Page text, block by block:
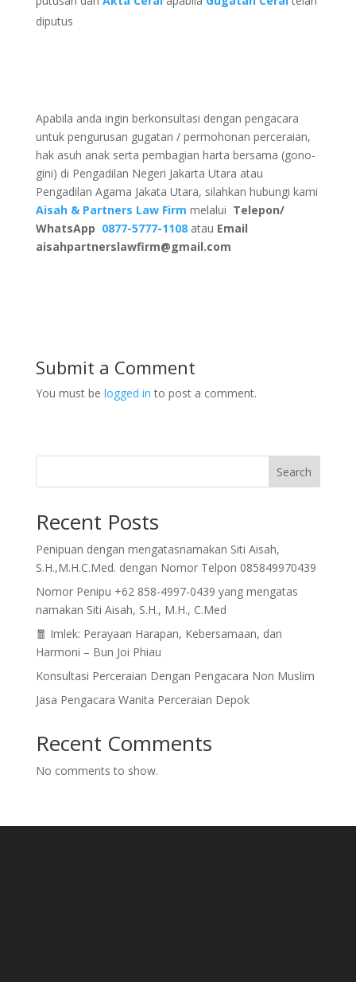
diputus
Apabila anda ingin berkonsultasi dengan pengacara
untuk pengurusan gugatan / permohonan perceraian,
hak asuh anak serta pembagian harta bersama (gono-
gini) di Pengadilan Negeri Jakarta Utara atau
Pengadilan Agama Jakata Utara, silahkan hubungi kami
Aisah & Partners Law Firm melalui Telepon/
WhatsApp 0877-5777-1108 atau Email
aisahpartnerslawfirm@gmail.com
Submit a Comment
You must be logged in to post a comment.
Search
Recent Posts
Penipuan dengan mengatasnamakan Siti Aisah,
S.H.,M.H.C.Med. dengan Nomor Telpon 085849970439
Nomor Penipu +62 858-4997-0439 yang mengatas
namakan Siti Aisah, S.H., M.H., C.Med
🧧 Imlek: Perayaan Harapan, Kebersamaan, dan
Harmoni – Bun Joi Phiau
Konsultasi Perceraian Dengan Pengacara Non Muslim
Jasa Pengacara Wanita Perceraian Depok
Recent Comments
No comments to show.